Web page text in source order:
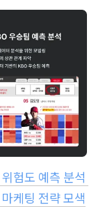
케팅 전략 모색